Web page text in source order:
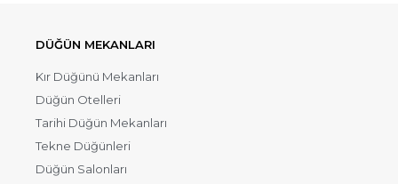
DÜĞÜN MEKANLARI
Kır Düğünü Mekanları
Düğün Otelleri
Tarihi Düğün Mekanları
Tekne Düğünleri
Düğün Salonları